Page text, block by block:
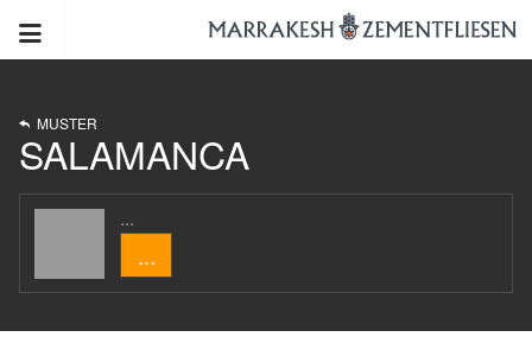
MUSTER
SALAMANCA
...
...